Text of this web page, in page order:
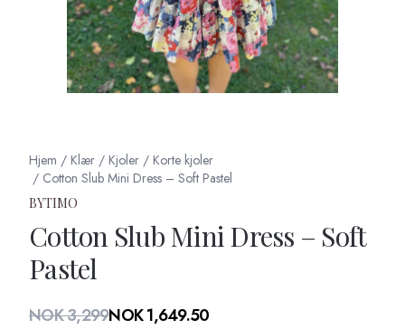
Hjem / Klær / Kjoler / Korte kjoler
/ Cotton Slub Mini Dress – Soft Pastel
BYTIMO
Cotton Slub Mini Dress – Soft
Pastel
Produktdetaljer
NOK 3,299NOK 1,649.50